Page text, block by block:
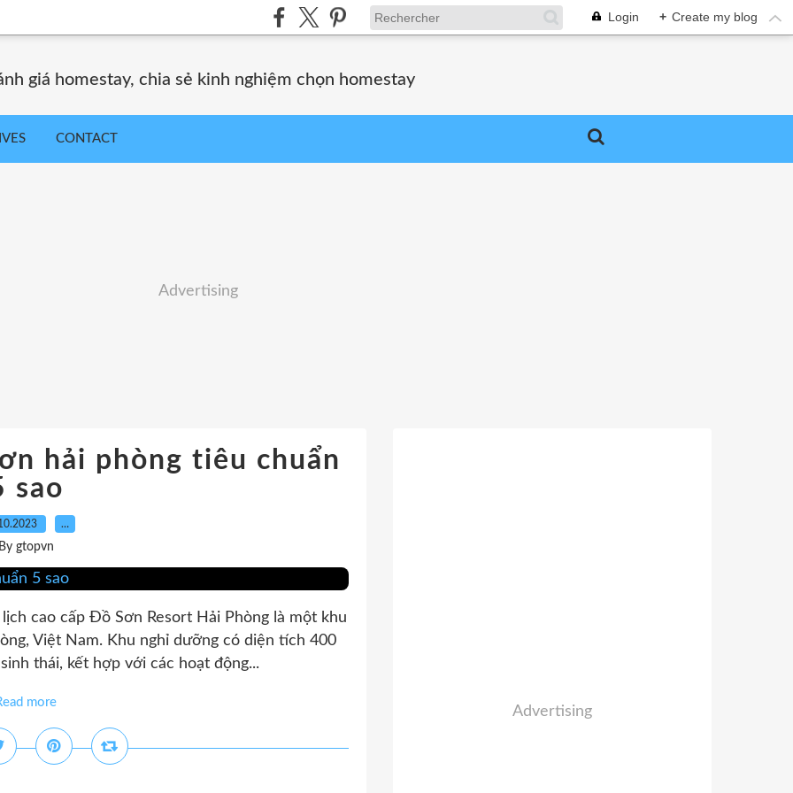
Login + Create my blog
giá homestay, chia sẻ kinh nghiệm chọn homestay
CONTACT
Advertising
hải phòng tiêu chuẩn
sao
…
gtopvn
cao cấp Đồ Sơn Resort Hải Phòng là một khu
Việt Nam. Khu nghỉ dưỡng có diện tích 400
thái, kết hợp với các hoạt động...
more
Advertising